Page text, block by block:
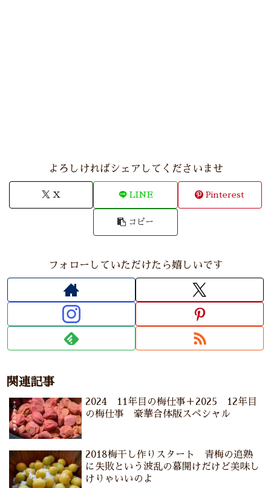
よろしければシェアしてくださいませ
X LINE Pinterest
コピー
フォローしていただけたら嬉しいです
関連記事
2024 11年目の梅仕事＋2025 12年目
の梅仕事 豪華合体版スペシャル
2018梅干し作りスタート 青梅の追熟
に失敗という波乱の幕開けだけど美味し
けりゃいいのよ